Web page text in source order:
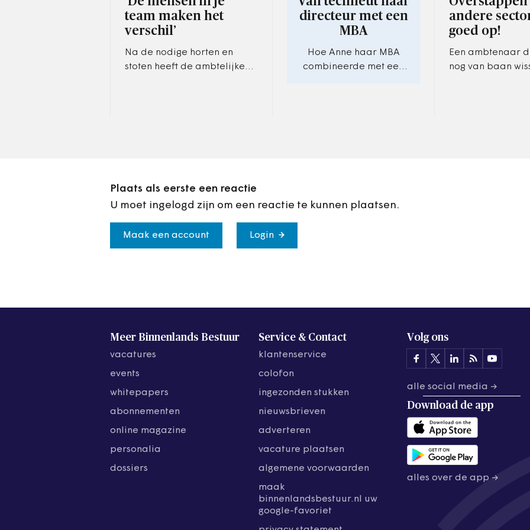
team maken het
verschil’
Na de nodige horten en
stoten heeft de ambtelijke
directeur met een
MBA
Hoe Anne haar MBA
combineerde met een
andere
goed op!
Een ambtenaar
nog van baan
Plaats als eerste een reactie
U moet ingelogd zijn om een reactie te kunnen plaatsen.
Maak een account Login
Meer Binnenlands Bestuur
vacatures
events
whitepapers
abonnementen
online magazine
personalia
dossiers
Service & Contact
klantenservice
colofon
ingezonden stukken
nieuwsbrieven
adverteren
vacature plaatsen
algemene voorwaarden
maak
binnenlandsbestuur.nl uw
google-favoriet
Volg ons
alle social media →
Download de app
alles over de app →